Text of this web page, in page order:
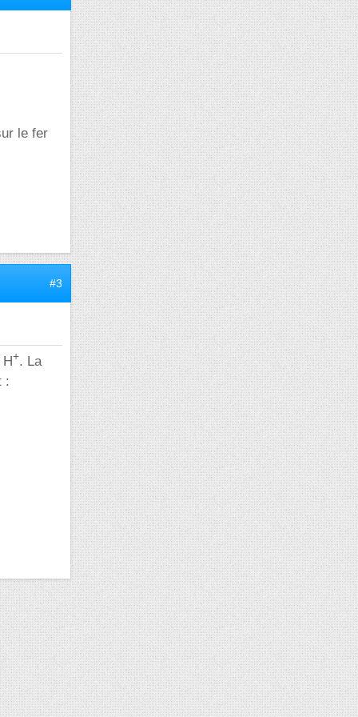
le fer
#3
+. La
: